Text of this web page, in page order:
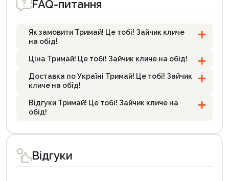
FAQ-питання
Як замовити Тримай! Це тобі! Зайчик кличе
на обід!
Ціна Тримай! Це тобі! Зайчик кличе на обід!
Доставка по Україні Тримай! Це тобі! Зайчик
кличе на обід!
Відгуки Тримай! Це тобі! Зайчик кличе на
обід!
Відгуки